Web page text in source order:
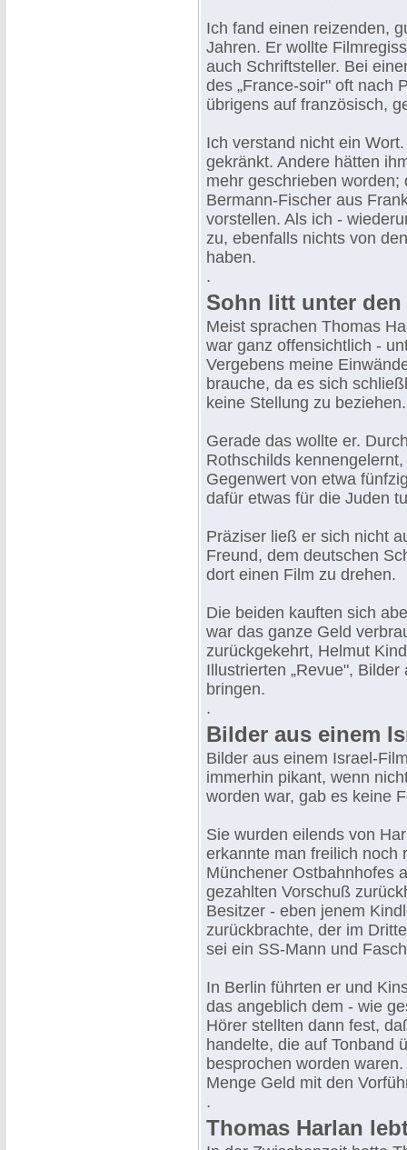
Ich fand einen reizenden,
Jahren. Er wollte
auch Schriftsteller. Bei
des „France-soir" oft nach
übrigens auf französisch,
Ich verstand nicht ein
gekränkt. Andere hätten
mehr geschrieben
Bermann-Fischer aus
vorstellen. Als ich -
zu, ebenfalls nichts von
haben.
.
Sohn litt unter den
Meist sprachen Thomas
war ganz offensichtlich -
Vergebens meine
brauche, da es sich
keine Stellung zu beziehen.
Gerade das wollte er.
Rothschilds
Gegenwert von etwa
dafür etwas für die Juden
Präziser ließ er sich nicht
Freund, dem deutschen
dort einen Film zu drehen.
Die beiden kauften sich
war das ganze Geld
zurückgekehrt, Helmut
Illustrierten „Revue",
bringen.
.
Bilder aus einem
Bilder aus einem Israel-
immerhin pikant, wenn
worden war, gab es keine
Sie wurden eilends von
erkannte man freilich noch
Münchener Ostbahnhofes
gezahlten Vorschuß
Besitzer - eben jenem
zurückbrachte, der im
sei ein SS-Mann und
In Berlin führten er und
das angeblich dem - wie
Hörer stellten dann fest,
handelte, die auf Tonband
besprochen worden
Menge Geld mit den
.
Thomas Harlan